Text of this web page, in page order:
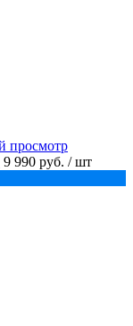
просмотр
9 990 руб. / шт